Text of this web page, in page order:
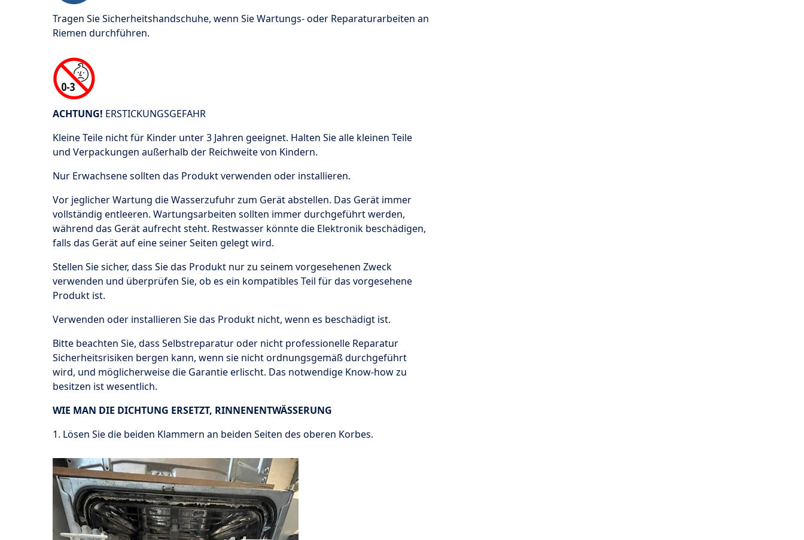
Tragen Sie Sicherheitshandschuhe, wenn Sie Wartungs- oder Reparaturarbeiten an
Riemen durchführen.
ACHTUNG! ERSTICKUNGSGEFAHR
Kleine Teile nicht für Kinder unter 3 Jahren geeignet. Halten Sie alle kleinen Teile
und Verpackungen außerhalb der Reichweite von Kindern.
Nur Erwachsene sollten das Produkt verwenden oder installieren.
Vor jeglicher Wartung die Wasserzufuhr zum Gerät abstellen. Das Gerät immer
vollständig entleeren. Wartungsarbeiten sollten immer durchgeführt werden,
während das Gerät aufrecht steht. Restwasser könnte die Elektronik beschädigen,
falls das Gerät auf eine seiner Seiten gelegt wird.
Stellen Sie sicher, dass Sie das Produkt nur zu seinem vorgesehenen Zweck
verwenden und überprüfen Sie, ob es ein kompatibles Teil für das vorgesehene
Produkt ist.
Verwenden oder installieren Sie das Produkt nicht, wenn es beschädigt ist.
Bitte beachten Sie, dass Selbstreparatur oder nicht professionelle Reparatur
Sicherheitsrisiken bergen kann, wenn sie nicht ordnungsgemäß durchgeführt
wird, und möglicherweise die Garantie erlischt. Das notwendige Know-how zu
besitzen ist wesentlich.
WIE MAN DIE DICHTUNG ERSETZT, RINNENENTWÄSSERUNG
1. Lösen Sie die beiden Klammern an beiden Seiten des oberen Korbes.